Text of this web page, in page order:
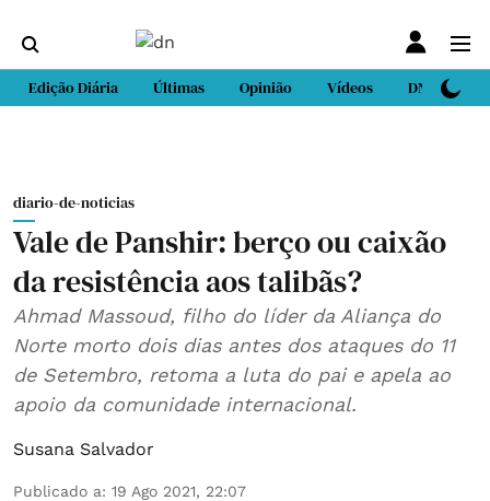
Edição Diária Últimas Opinião Vídeos DN Sport
diario-de-noticias
Vale de Panshir: berço ou caixão
da resistência aos talibãs?
Ahmad Massoud, filho do líder da Aliança do
Norte morto dois dias antes dos ataques do 11
de Setembro, retoma a luta do pai e apela ao
apoio da comunidade internacional.
Susana Salvador
Publicado a: 19 Ago 2021, 22:07